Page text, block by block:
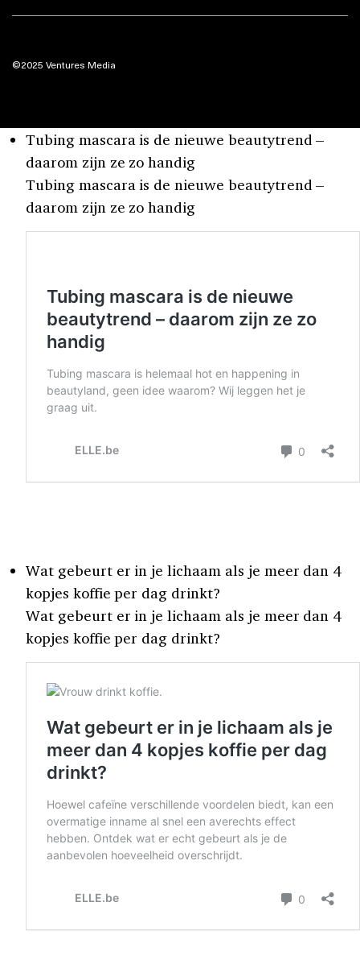
©2025 Ventures Media
Tubing mascara is de nieuwe beautytrend –
daarom zijn ze zo handig
Tubing mascara is de nieuwe beautytrend –
daarom zijn ze zo handig
Wat gebeurt er in je lichaam als je meer dan 4
kopjes koffie per dag drinkt?
Wat gebeurt er in je lichaam als je meer dan 4
kopjes koffie per dag drinkt?